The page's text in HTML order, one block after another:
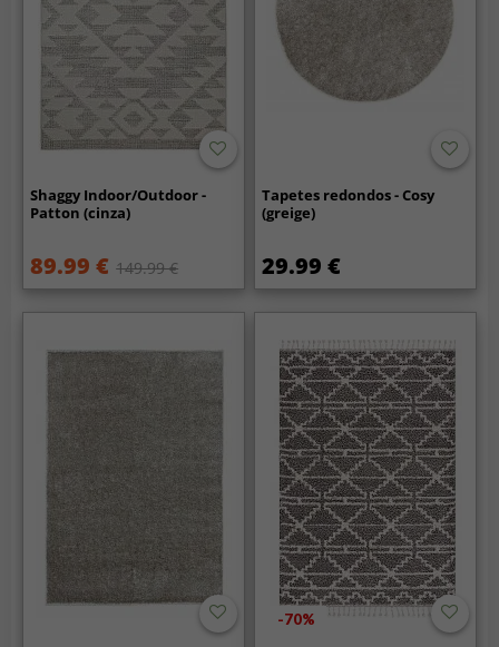
Shaggy Indoor/Outdoor -
Patton (cinza)
89.99 € 149.99 €
Tapetes redondos - Cosy
(greige)
29.99 €
-70%